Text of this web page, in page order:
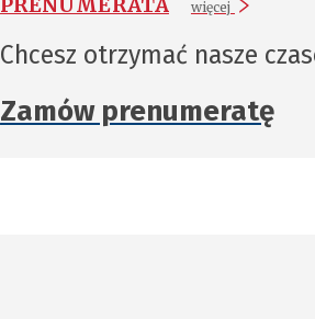
więcej
Chcesz otrzymać nasze
Zamów prenumeratę